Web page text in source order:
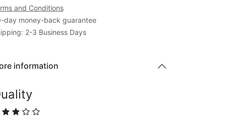
and Conditions
day money-back guarantee
2-3 Business Days
information